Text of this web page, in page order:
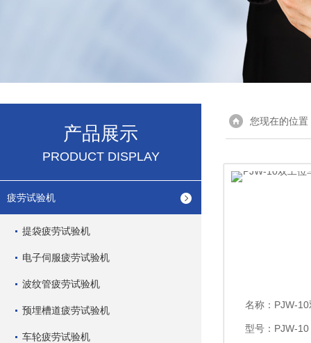
产品展示
PRODUCT DISPLAY
疲劳试验机
提袋疲劳试验机
电子伺服疲劳试验机
波纹管疲劳试验机
预埋槽道疲劳试验机
车轮疲劳试验机
您现在的位置
名称： PJW-10双
型号：PJW-10